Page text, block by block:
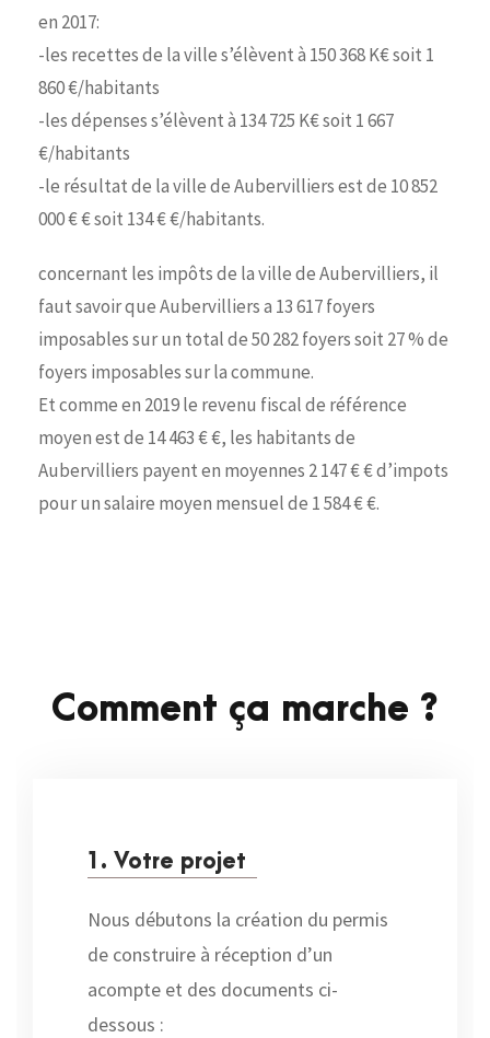
en 2017:
-les recettes de la ville s’élèvent à 150 368 K€ soit 1
860 €/habitants
-les dépenses s’élèvent à 134 725 K€ soit 1 667
€/habitants
-le résultat de la ville de Aubervilliers est de 10 852
000 € € soit 134 € €/habitants.
concernant les impôts de la ville de Aubervilliers, il
faut savoir que Aubervilliers a 13 617 foyers
imposables sur un total de 50 282 foyers soit 27 % de
foyers imposables sur la commune.
Et comme en 2019 le revenu fiscal de référence
moyen est de 14 463 € €, les habitants de
Aubervilliers payent en moyennes 2 147 € € d’impots
pour un salaire moyen mensuel de 1 584 € €.
Comment ça marche ?
1. Votre projet
Nous débutons la création du permis
de construire à réception d’un
acompte et des documents ci-
dessous :